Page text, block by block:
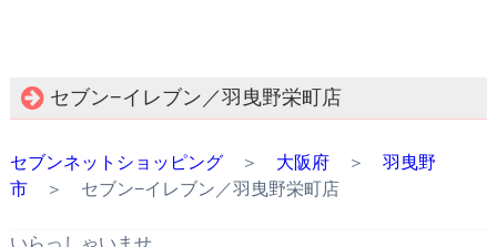
セブン−イレブン／羽曳野栄町店
セブンネットショッピング＞ 大阪府＞ 羽曳野
市＞ セブン−イレブン／羽曳野栄町店
いらっしゃいませ。